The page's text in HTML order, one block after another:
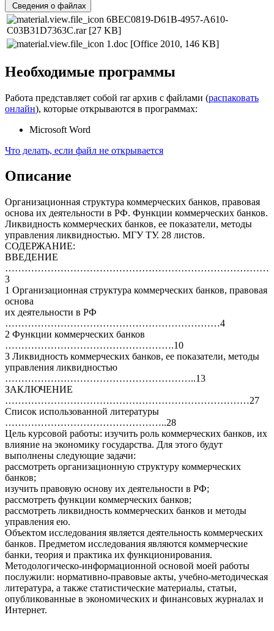
Сведения о файлах
6BEC0819-D61B-4957-A610-
C03B31D7363C.rar [27 KB]
1.doc [Office 2010, 146 KB]
Необходимые программы
Работа представляет собой rar архив с файлами (распаковать
онлайн), которые открываются в программах:
Microsoft Word
Что делать, если файл не открывается
Описание
Организационная структура коммерческих банков, правовая
основа их деятельности в РФ. Функции коммерческих банков.
Ликвидность коммерческих банков, ее показатели, методы
управления ликвидностью. МГУ ТУ. 28 листов.
СОДЕРЖАНИЕ:
ВВЕДЕНИЕ
………………………………………………………………………
3
1 Организационная структура коммерческих банков, правовая
основа
их деятельности в РФ
…………………………………………………………4
2 Функции коммерческих банков
…………………………………………….10
3 Ликвидность коммерческих банков, ее показатели, методы
управления ликвидностью
…………………………………………………..13
ЗАКЛЮЧЕНИЕ
…………………………………………………………………27
Список использованной литературы
…………………………………………..28
Цель курсовой работы: изучить роль коммерческих банков, их
влияние на экономику государства. Для этого будут
выполнены следующие задачи:
рассмотреть организационную структуру коммерческих
банков;
изучить правовую основу их деятельности в РФ;
рассмотреть функции коммерческих банков;
рассмотреть ликвидность коммерческих банков и методы
управления ею.
Объектом исследования является деятельность коммерческих
банков. Предметом исследования являются коммерческие
банки, теория и практика их функционирования.
Методологическо-информационной основой моей работы
послужили: нормативно-правовые акты, учебно-методическая
литература, а также статистические материалы, статьи,
опубликованные в экономических и финансовых журналах и
Интернет.